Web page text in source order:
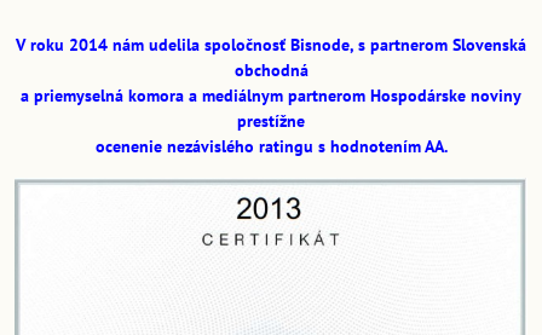
V roku 2014 nám udelila spoločnosť Bisnode, s partnerom Slovenská
obchodná
a priemyselná komora a mediálnym partnerom Hospodárske noviny
prestížne
ocenenie nezávislého ratingu s hodnotením AA.